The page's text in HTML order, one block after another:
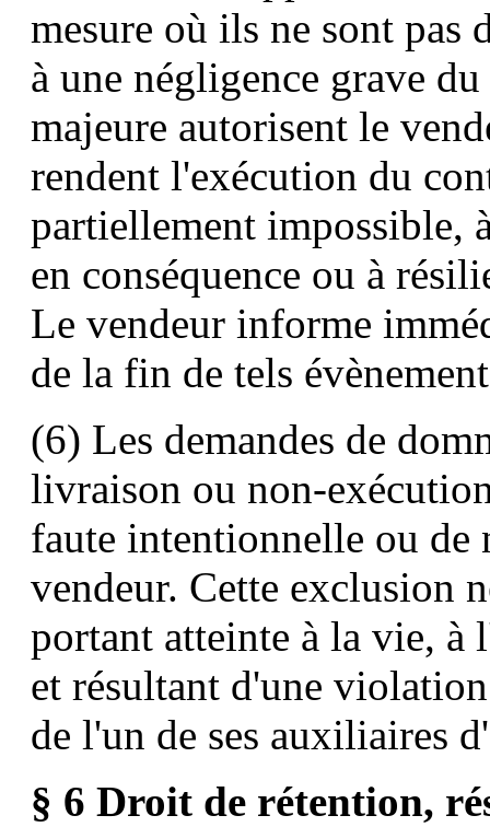
mesure où ils ne sont pas
à une négligence grave
majeure autorisent le
rendent l'exécution du
partiellement impossible,
en conséquence ou à
Le vendeur informe
de la fin de tels
(6) Les demandes de
livraison ou non-
faute intentionnelle ou de
vendeur. Cette exclusion
portant atteinte à la vie, à
et résultant d'une
de l'un de ses auxiliaires
§ 6 Droit de rétention,